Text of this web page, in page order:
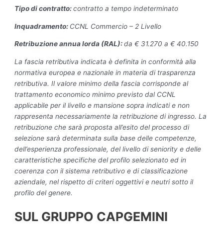
Tipo di contratto:contratto a tempo indeterminato
Inquadramento: CCNL Commercio – 2 Livello
Retribuzione annua lorda (RAL):da € 31.270 a € 40.150
La fascia retributiva indicata è definita in conformità alla
normativa europea e nazionale in materia di trasparenza
retributiva. Il valore minimo della fascia corrisponde al
trattamento economico minimo previsto dal CCNL
applicabile per il livello e mansione sopra indicati e non
rappresenta necessariamente la retribuzione di ingresso. La
retribuzione che sarà proposta all’esito del processo di
selezione sarà determinata sulla base delle competenze,
dell’esperienza professionale, del livello di seniority e delle
caratteristiche specifiche del profilo selezionato ed in
coerenza con il sistema retributivo e di classificazione
aziendale, nel rispetto di criteri oggettivi e neutri sotto il
profilo del genere.
SUL GRUPPO CAPGEMINI